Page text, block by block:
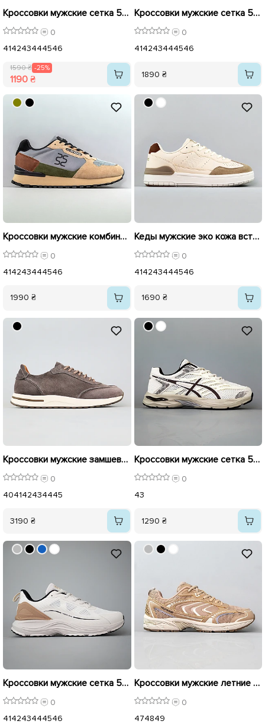
Кроссовки мужские сетка 595083 Бежевый распродажа
0
414243444546
1590 ₴ -25%
1190 ₴
Кроссовки мужские сетка 595078 Бежевый
0
414243444546
1890 ₴
Кроссовки мужские комбинированные замша текстиль 594912 Бежевые с серым
0
414243444546
1990 ₴
Кеды мужские эко кожа вставка замш 594887 Бежевые
0
414243444546
1690 ₴
Кроссовки мужские замшевые 594153 Бежевые
0
404142434445
3190 ₴
Кроссовки мужские сетка 594701 Бежевые
0
43
1290 ₴
Кроссовки мужские сетка 594394 Молочные
0
414243444546
Кроссовки мужские летние сетка большие 595206 Бежевые
0
474849